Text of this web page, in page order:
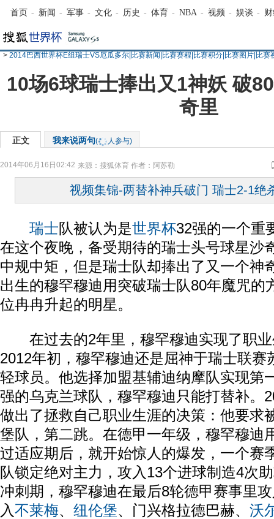
首页 - 新闻 - 军事 - 文化 - 历史 - 体育 - NBA - 视频 - 娱谈 -
> 2014巴西世界杯E组瑞士VS厄瓜多尔|比赛新闻|比赛赛程|比赛积分|比赛图片|比赛
10场6球瑞士捧出又1神妖 破
奇里
正文 我来说两句( 人参与)
2014年06月16日02:42 来源： 搜狐体育 作者：阿苏勒
视频集锦-两替补神兵破门 瑞士2-1绝
瑞士队被认为是世界杯32强的一个重
在这个夜晚，备受期待的瑞士头号球星沙
中规中矩，但是瑞士队却捧出了又一个神
出生的穆罕穆迪用突破瑞士队80年魔咒的
位冉冉升起的明星。
在过去的2年里，穆罕穆迪实现了职业
2012年初，穆罕穆迪还是屈神于瑞士联赛
轻球员。他选择加盟基辅迪纳摩队实现第
强的乌克兰球队，穆罕穆迪只能打替补。
做出了拯救自己职业生涯的决策：他要求
堡队，第二跳。在德甲一年级，穆罕穆迪
过适应期后，就开始惊人的爆发，一个赛
队锁定绝对主力，攻入13个进球制造4次
冲刺期，穆罕穆迪在最后8轮德甲赛事里
入不莱梅、 纽伦堡、门兴格拉德巴赫、 沃